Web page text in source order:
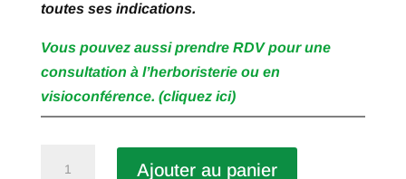
toutes ses indications.
Vous pouvez aussi prendre RDV pour une
consultation à l’herboristerie ou en
visioconférence. (cliquez ici)
Ajouter au panier